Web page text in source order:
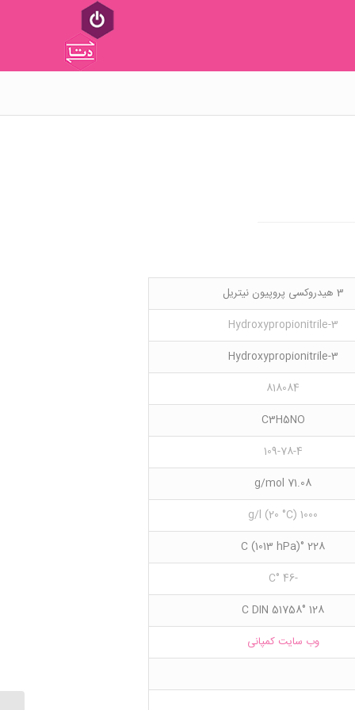
3 هیدروکسی پروپیون نیتریل
3-Hydroxypropionitrile
3-Hydroxypropionitrile
818084
C3H5NO
109-78-4
71.08 g/mol
1000 g/l (20 °C)
228 °C (1013 hPa)
-46 °C
128 °C DIN 51758
وب سایت کمپانی